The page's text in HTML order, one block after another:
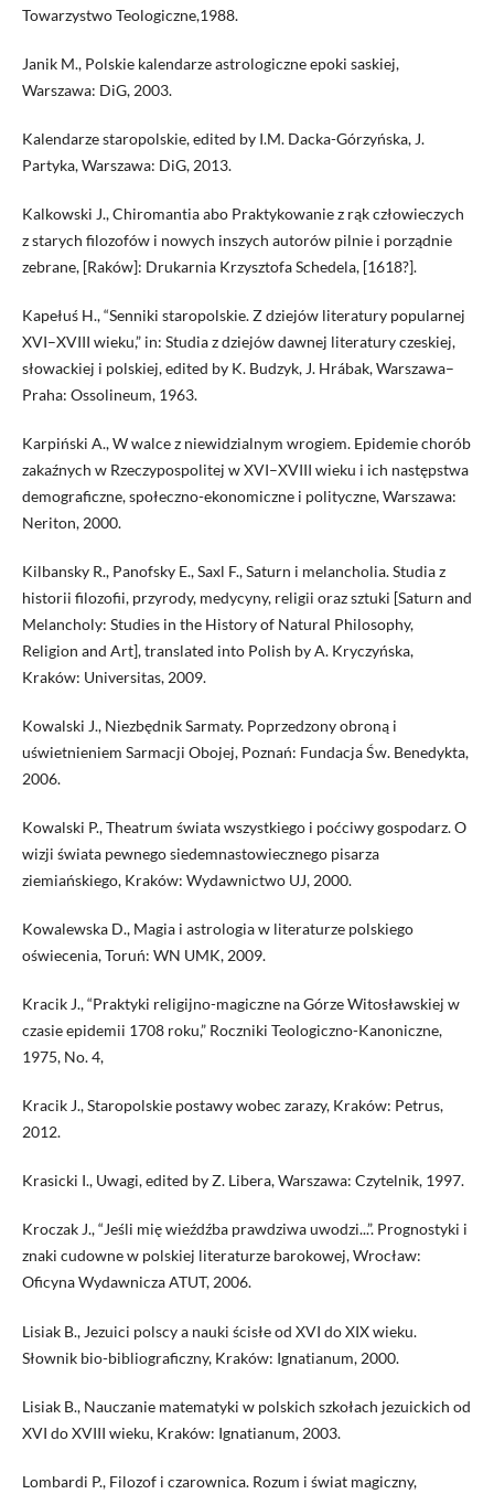
Towarzystwo Teologiczne,1988.
Janik M., Polskie kalendarze astrologiczne epoki saskiej,
Warszawa: DiG, 2003.
Kalendarze staropolskie, edited by I.M. Dacka-Górzyńska, J.
Partyka, Warszawa: DiG, 2013.
Kalkowski J., Chiromantia abo Praktykowanie z rąk człowieczych
z starych filozofów i nowych inszych autorów pilnie i porządnie
zebrane, [Raków]: Drukarnia Krzysztofa Schedela, [1618?].
Kapełuś H., “Senniki staropolskie. Z dziejów literatury popularnej
XVI–XVIII wieku,” in: Studia z dziejów dawnej literatury czeskiej,
słowackiej i polskiej, edited by K. Budzyk, J. Hrábak, Warszawa–
Praha: Ossolineum, 1963.
Karpiński A., W walce z niewidzialnym wrogiem. Epidemie chorób
zakaźnych w Rzeczypospolitej w XVI–XVIII wieku i ich następstwa
demograficzne, społeczno-ekonomiczne i polityczne, Warszawa:
Neriton, 2000.
Kilbansky R., Panofsky E., Saxl F., Saturn i melancholia. Studia z
historii filozofii, przyrody, medycyny, religii oraz sztuki [Saturn and
Melancholy: Studies in the History of Natural Philosophy,
Religion and Art], translated into Polish by A. Kryczyńska,
Kraków: Universitas, 2009.
Kowalski J., Niezbędnik Sarmaty. Poprzedzony obroną i
uświetnieniem Sarmacji Obojej, Poznań: Fundacja Św. Benedykta,
2006.
Kowalski P., Theatrum świata wszystkiego i poćciwy gospodarz. O
wizji świata pewnego siedemnastowiecznego pisarza
ziemiańskiego, Kraków: Wydawnictwo UJ, 2000.
Kowalewska D., Magia i astrologia w literaturze polskiego
oświecenia, Toruń: WN UMK, 2009.
Kracik J., “Praktyki religijno-magiczne na Górze Witosławskiej w
czasie epidemii 1708 roku,” Roczniki Teologiczno-Kanoniczne,
1975, No. 4,
Kracik J., Staropolskie postawy wobec zarazy, Kraków: Petrus,
2012.
Krasicki I., Uwagi, edited by Z. Libera, Warszawa: Czytelnik, 1997.
Kroczak J., “Jeśli mię wieźdźba prawdziwa uwodzi...”. Prognostyki i
znaki cudowne w polskiej literaturze barokowej, Wrocław:
Oficyna Wydawnicza ATUT, 2006.
Lisiak B., Jezuici polscy a nauki ścisłe od XVI do XIX wieku.
Słownik bio-bibliograficzny, Kraków: Ignatianum, 2000.
Lisiak B., Nauczanie matematyki w polskich szkołach jezuickich od
XVI do XVIII wieku, Kraków: Ignatianum, 2003.
Lombardi P., Filozof i czarownica. Rozum i świat magiczny,